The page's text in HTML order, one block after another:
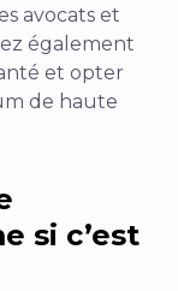
avocats et
également
et opter
de haute
si c’est